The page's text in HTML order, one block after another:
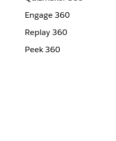
Engage 360
Replay 360
Peek 360